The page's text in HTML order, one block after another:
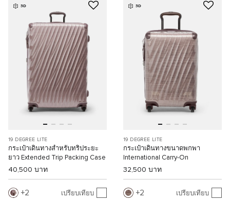
3D
19 DEGREE LITE
กระเป๋าเดินทางสำหรับทริประยะ
ยาว Extended Trip Packing Case
40,500 บาท
2 เปรียบเทียบ
3D
19 DEGREE LITE
กระเป๋าเดินทางขนาดพกพา
International Carry-On
32,500 บาท
2 เปรียบเทียบ